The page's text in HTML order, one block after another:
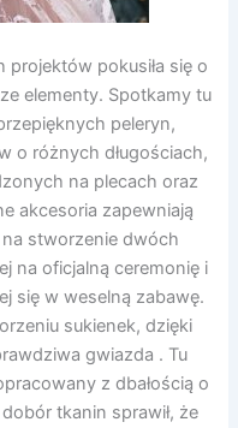
projektów pokusiła się o
elementy. Spotkamy tu
peleryn,
o różnych długościach,
na plecach oraz
akcesoria zapewniają
stworzenie dwóch
na oficjalną ceremonię i
się w weselną zabawę.
sukienek, dzięki
gwiazda . Tu
z dbałością o
tkanin sprawił, że